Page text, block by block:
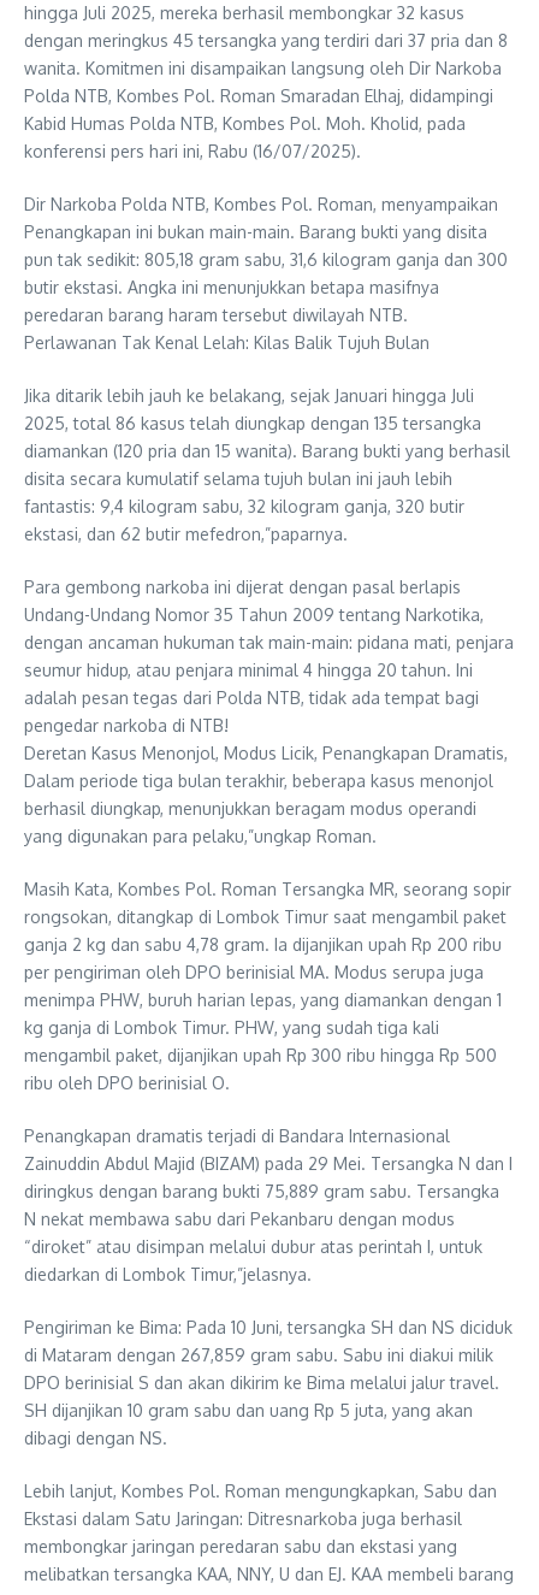
hingga Juli 2025, mereka berhasil membongkar 32 kasus
dengan meringkus 45 tersangka yang terdiri dari 37 pria dan 8
wanita. Komitmen ini disampaikan langsung oleh Dir Narkoba
Polda NTB, Kombes Pol. Roman Smaradan Elhaj, didampingi
Kabid Humas Polda NTB, Kombes Pol. Moh. Kholid, pada
konferensi pers hari ini, Rabu (16/07/2025).
Dir Narkoba Polda NTB, Kombes Pol. Roman, menyampaikan
Penangkapan ini bukan main-main. Barang bukti yang disita
pun tak sedikit: 805,18 gram sabu, 31,6 kilogram ganja dan 300
butir ekstasi. Angka ini menunjukkan betapa masifnya
peredaran barang haram tersebut diwilayah NTB.
Perlawanan Tak Kenal Lelah: Kilas Balik Tujuh Bulan
Jika ditarik lebih jauh ke belakang, sejak Januari hingga Juli
2025, total 86 kasus telah diungkap dengan 135 tersangka
diamankan (120 pria dan 15 wanita). Barang bukti yang berhasil
disita secara kumulatif selama tujuh bulan ini jauh lebih
fantastis: 9,4 kilogram sabu, 32 kilogram ganja, 320 butir
ekstasi, dan 62 butir mefedron,”paparnya.
Para gembong narkoba ini dijerat dengan pasal berlapis
Undang-Undang Nomor 35 Tahun 2009 tentang Narkotika,
dengan ancaman hukuman tak main-main: pidana mati, penjara
seumur hidup, atau penjara minimal 4 hingga 20 tahun. Ini
adalah pesan tegas dari Polda NTB, tidak ada tempat bagi
pengedar narkoba di NTB!
Deretan Kasus Menonjol, Modus Licik, Penangkapan Dramatis,
Dalam periode tiga bulan terakhir, beberapa kasus menonjol
berhasil diungkap, menunjukkan beragam modus operandi
yang digunakan para pelaku,”ungkap Roman.
Masih Kata, Kombes Pol. Roman Tersangka MR, seorang sopir
rongsokan, ditangkap di Lombok Timur saat mengambil paket
ganja 2 kg dan sabu 4,78 gram. Ia dijanjikan upah Rp 200 ribu
per pengiriman oleh DPO berinisial MA. Modus serupa juga
menimpa PHW, buruh harian lepas, yang diamankan dengan 1
kg ganja di Lombok Timur. PHW, yang sudah tiga kali
mengambil paket, dijanjikan upah Rp 300 ribu hingga Rp 500
ribu oleh DPO berinisial O.
Penangkapan dramatis terjadi di Bandara Internasional
Zainuddin Abdul Majid (BIZAM) pada 29 Mei. Tersangka N dan I
diringkus dengan barang bukti 75,889 gram sabu. Tersangka
N nekat membawa sabu dari Pekanbaru dengan modus
“diroket” atau disimpan melalui dubur atas perintah I, untuk
diedarkan di Lombok Timur,”jelasnya.
Pengiriman ke Bima: Pada 10 Juni, tersangka SH dan NS diciduk
di Mataram dengan 267,859 gram sabu. Sabu ini diakui milik
DPO berinisial S dan akan dikirim ke Bima melalui jalur travel.
SH dijanjikan 10 gram sabu dan uang Rp 5 juta, yang akan
dibagi dengan NS.
Lebih lanjut, Kombes Pol. Roman mengungkapkan, Sabu dan
Ekstasi dalam Satu Jaringan: Ditresnarkoba juga berhasil
membongkar jaringan peredaran sabu dan ekstasi yang
melibatkan tersangka KAA, NNY, U dan EJ. KAA membeli barang